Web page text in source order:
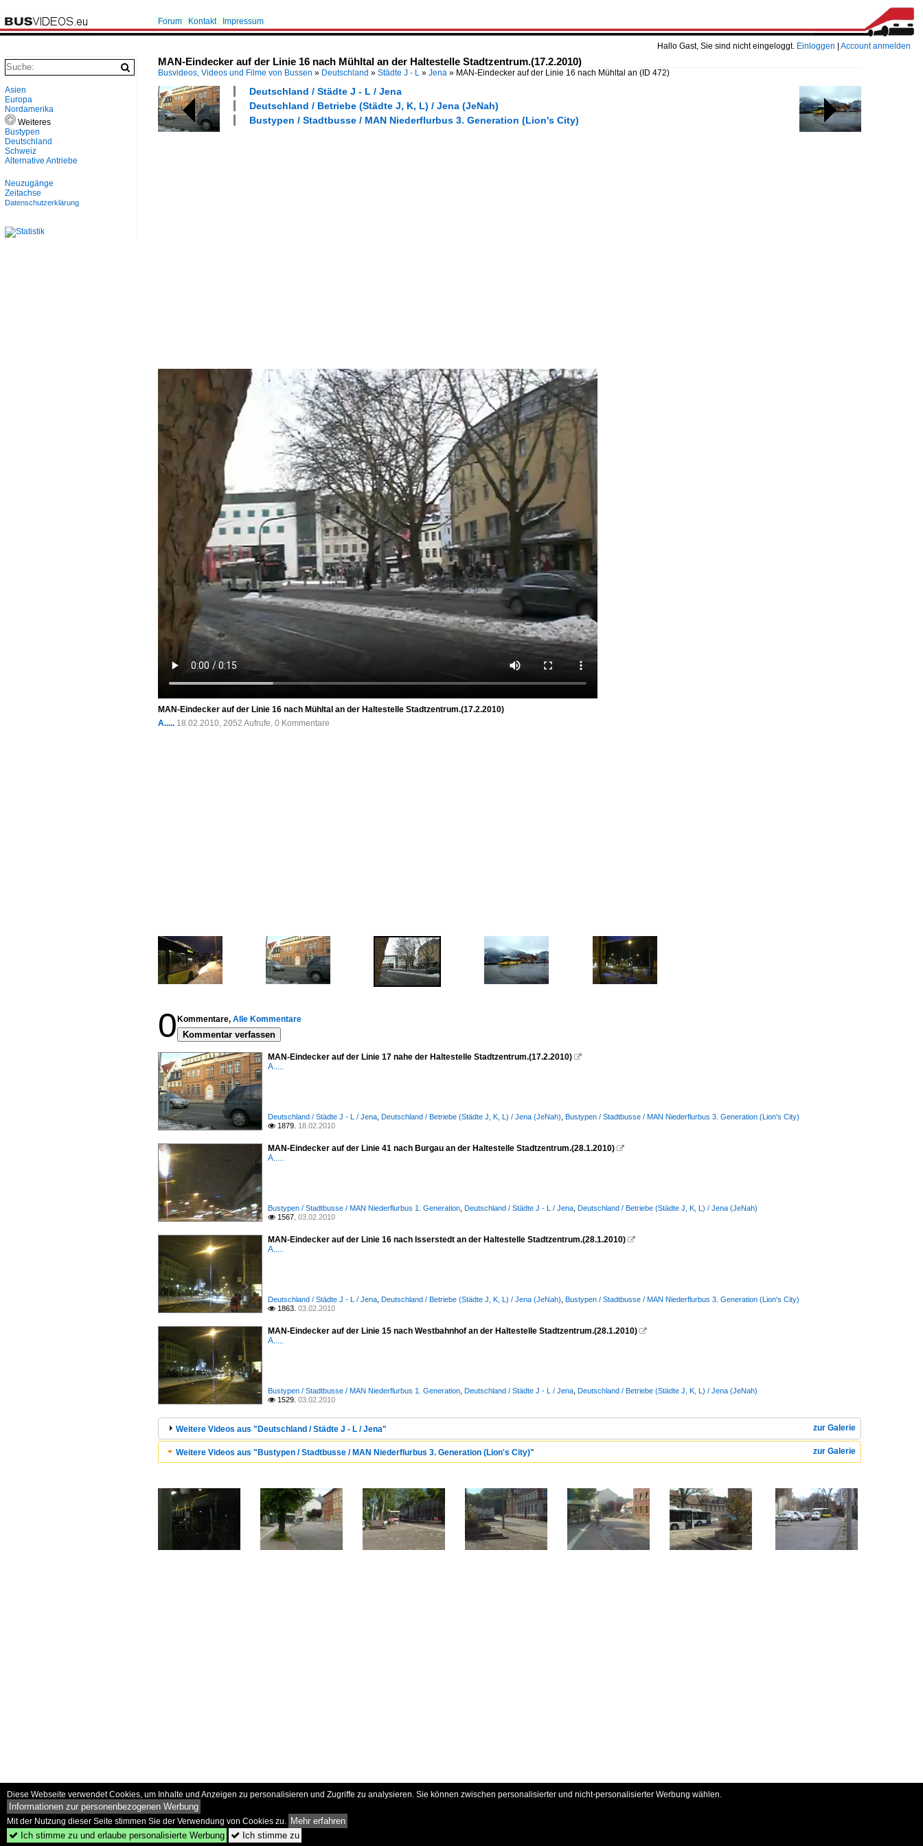
Hallo Gast, Sie sind nicht eingeloggt. Einloggen Account anmelden
Forum Kontakt Impressum
MAN-Eindecker auf der Linie 16 nach Mühltal an der Haltestelle Stadtzentrum.(17.2.2010)
Busvideos, Videos und Filme von Bussen » Deutschland » Städte J - L » Jena » MAN-Eindecker auf der Linie 16 nach Mühltal an (ID 472)
Deutschland / Städte J - L / Jena
Deutschland / Betriebe (Städte J, K, L) / Jena (JeNah)
Bustypen / Stadtbusse / MAN Niederflurbus 3. Generation (Lion's City)
MAN-Eindecker auf der Linie 16 nach Mühltal an der Haltestelle Stadtzentrum.(17.2.2010)
A..... 18.02.2010, 2052 Aufrufe, 0 Kommentare
0 Kommentare, Alle Kommentare
Kommentar verfassen
MAN-Eindecker auf der Linie 17 nahe der Haltestelle Stadtzentrum.(17.2.2010) 
A.....
Deutschland / Städte J - L / Jena Deutschland / Betriebe (Städte J, K, L) / Jena (JeNah) Bustypen / Stadtbusse / MAN Niederflurbus 3. Generation (Lion's City)
 1879. 18.02.2010
MAN-Eindecker auf der Linie 41 nach Burgau an der Haltestelle Stadtzentrum.(28.1.2010) 
A.....
Bustypen / Stadtbusse / MAN Niederflurbus 1. Generation Deutschland / Städte J - L / Jena Deutschland / Betriebe (Städte J, K, L) / Jena (JeNah)
 1567. 03.02.2010
MAN-Eindecker auf der Linie 16 nach Isserstedt an der Haltestelle Stadtzentrum.(28.1.2010) 
A.....
Deutschland / Städte J - L / Jena Deutschland / Betriebe (Städte J, K, L) / Jena (JeNah) Bustypen / Stadtbusse / MAN Niederflurbus 3. Generation (Lion's City)
 1863. 03.02.2010
MAN-Eindecker auf der Linie 15 nach Westbahnhof an der Haltestelle Stadtzentrum.(28.1.2010) 
A.....
Bustypen / Stadtbusse / MAN Niederflurbus 1. Generation Deutschland / Städte J - L / Jena Deutschland / Betriebe (Städte J, K, L) / Jena (JeNah)
 1529. 03.02.2010
zur Galerie
Weitere Videos aus "Deutschland / Städte J - L / Jena"
zur Galerie
Weitere Videos aus "Bustypen / Stadtbusse / MAN Niederflurbus 3. Generation (Lion's City)"
Asien
Europa
Nordamerika
Weiteres
Bustypen
Deutschland
Schweiz
Alternative Antriebe
Neuzugänge
Zeitachse
Datenschutzerklärung
Diese Webseite verwendet Cookies, um Inhalte und Anzeigen zu personalisieren und Zugriffe zu analysieren. Sie können zwischen personalisierter und nicht-personalisierter Werbung wählen.
Informationen zur personenbezogenen Werbung
Mit der Nutzung dieser Seite stimmen Sie der Verwendung von Cookies zu. Mehr erfahren
 Ich stimme zu und erlaube personalisierte Werbung  Ich stimme zu